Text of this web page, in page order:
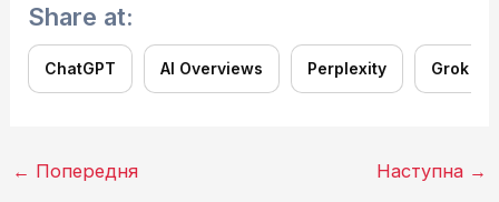
Share at:
ChatGPT AI Overviews Perplexity Grok
Навігація
← Попередня Наступна →